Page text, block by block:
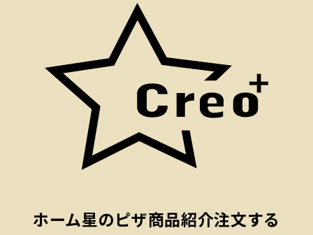
ホーム星のピザ商品紹介注文する